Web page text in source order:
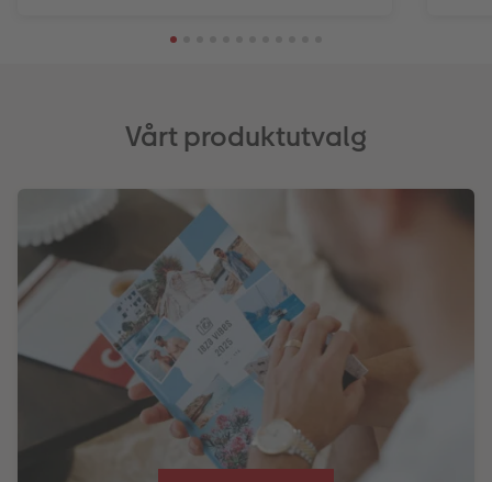
Tilbehør
Vårt produktutvalg